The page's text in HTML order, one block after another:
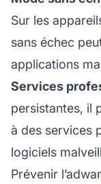
Sur les
sans échec
applications
Services
persistantes, il
à des services
logiciels
Prévenir